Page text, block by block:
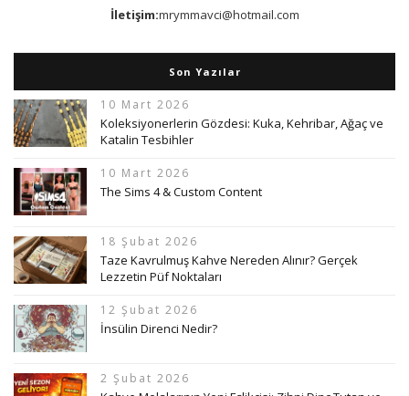
İletişim:mrymmavci@hotmail.com
Son Yazılar
10 Mart 2026
Koleksiyonerlerin Gözdesi: Kuka, Kehribar, Ağaç ve
Katalin Tesbihler
10 Mart 2026
The Sims 4 & Custom Content
18 Şubat 2026
Taze Kavrulmuş Kahve Nereden Alınır? Gerçek
Lezzetin Püf Noktaları
12 Şubat 2026
İnsülin Direnci Nedir?
2 Şubat 2026